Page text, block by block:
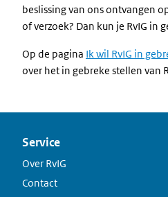
beslissing van ons ontvangen
of verzoek? Dan kun je RvIG in
Op de pagina Ik wil RvIG in
over het in gebreke stellen van
Service
Over RvIG
Contact